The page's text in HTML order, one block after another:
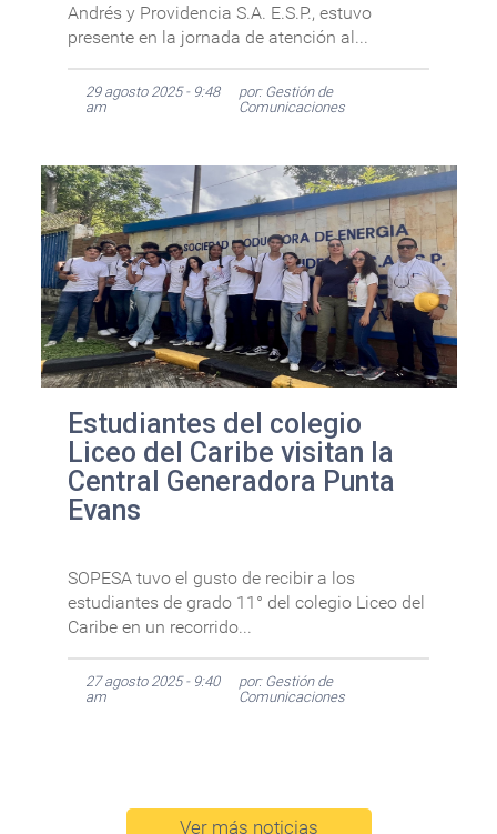
Andrés y Providencia S.A. E.S.P., estuvo
presente en la jornada de atención al...
29 agosto 2025 - 9:48
am
por: Gestión de
Comunicaciones
Estudiantes del colegio
Liceo del Caribe visitan la
Central Generadora Punta
Evans
SOPESA tuvo el gusto de recibir a los
estudiantes de grado 11° del colegio Liceo del
Caribe en un recorrido...
27 agosto 2025 - 9:40
am
por: Gestión de
Comunicaciones
Ver más noticias